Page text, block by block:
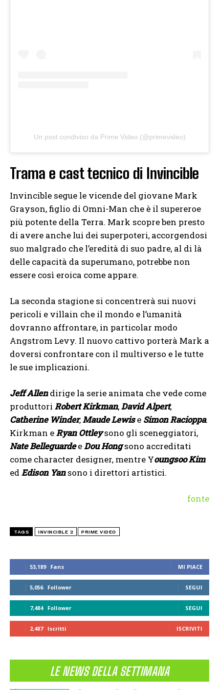
53,189 Fans MI PIACE
5,056 Follower SEGUI
7,484 Follower SEGUI
2,487 Iscritti ISCRIVITI
LE NEWS DELLA SETTIMANA
Un post condiviso da Prime Video (@primevideo)
Trama e cast tecnico di Invincible
Invincible segue le vicende del giovane Mark
Grayson, figlio di Omni-Man che è il supereroe
più potente della Terra. Mark scopre ben presto
di avere anche lui dei superpoteri, accorgendosi
suo malgrado che l’eredità di suo padre, al di là
delle capacità da superumano, potrebbe non
essere così eroica come appare.
La seconda stagione si concentrerà sui nuovi
pericoli e villain che il mondo e l’umanità
dovranno affrontare, in particolar modo
Angstrom Levy. Il nuovo cattivo porterà Mark a
doversi confrontare con il multiverso e le tutte
le sue implicazioni.
Jeff Allendirige la serie animata che vede come
produttori Robert Kirkman,David Alpert,
Catherine Winder,Maude Lewise Simon Racioppa.
Kirkman eRyan Ottley sono gli sceneggiatori,
Nate BelleguardeeDou Hongsono accreditati
come character designer, mentre Youngsoo Kim
ed Edison Yansono i direttori artistici.
fonte
TAGS INVINCIBLE 2 PRIME VIDEO